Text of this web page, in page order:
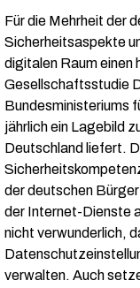
Für die Mehrheit der
Sicherheitsaspekte
digitalen Raum einen
Gesellschaftsstudie
Bundesministeriums
jährlich ein Lagebild
Deutschland liefert.
der deutschen
der Internet-Dienste
nicht verwunderlich,
verwalten. Auch